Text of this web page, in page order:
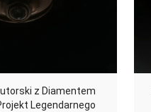
z Diamentem
Legendarnego